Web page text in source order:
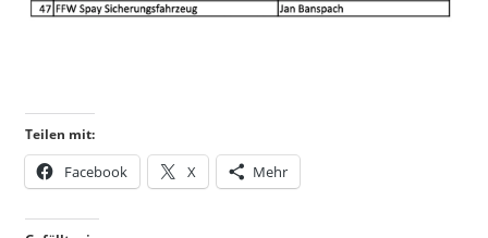
Teilen mit:
Facebook X Mehr